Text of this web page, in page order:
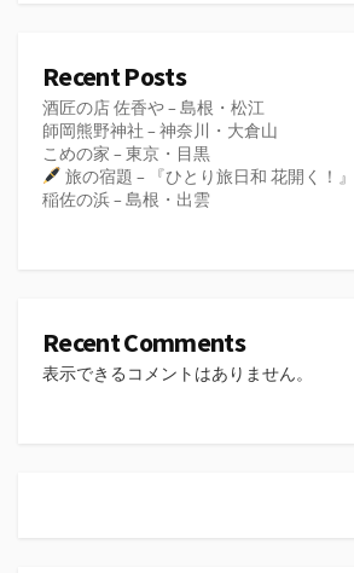
Recent Posts
酒匠の店 佐香や – 島根・松江
師岡熊野神社 – 神奈川・大倉山
こめの家 – 東京・目黒
旅の宿題 – 『ひとり旅日和 花開く！』
稲佐の浜 – 島根・出雲
Recent Comments
表示できるコメントはありません。